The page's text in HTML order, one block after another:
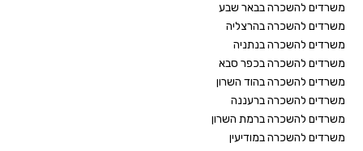
משרדים להשכרה בבאר שבע
משרדים להשכרה בהרצליה
משרדים להשכרה בנתניה
משרדים להשכרה בכפר סבא
משרדים להשכרה בהוד השרון
משרדים להשכרה ברעננה
משרדים להשכרה ברמת השרון
משרדים להשכרה במודיעין